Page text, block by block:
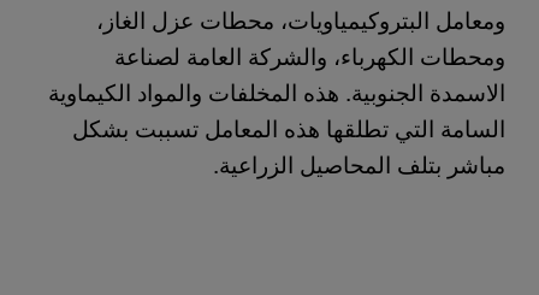
ومعامل البتروكيمياويات، محطات عزل الغاز،
ومحطات الكهرباء، والشركة العامة لصناعة
الاسمدة الجنوبية. هذه المخلفات والمواد الكيماوية
السامة التي تطلقها هذه المعامل تسببت بشكل
مباشر بتلف المحاصيل الزراعية.